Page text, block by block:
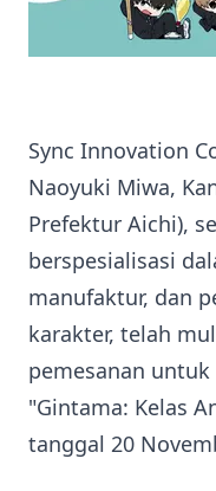
Sync Innovation
Naoyuki Miwa,
Prefektur Aichi),
berspesialisasi
manufaktur, dan
karakter, telah
pemesanan
"Gintama: Kelas
tanggal 20